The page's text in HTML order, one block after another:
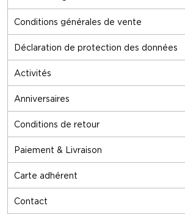
Conditions générales de vente
Déclaration de protection des données
Activités
Anniversaires
Conditions de retour
Paiement & Livraison
Carte adhérent
Contact